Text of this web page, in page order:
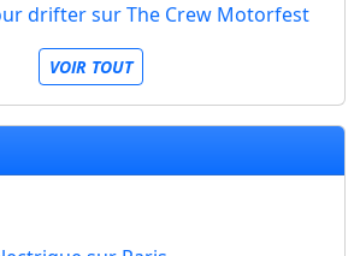
drifter sur The Crew Motorfest
VOIR TOUT